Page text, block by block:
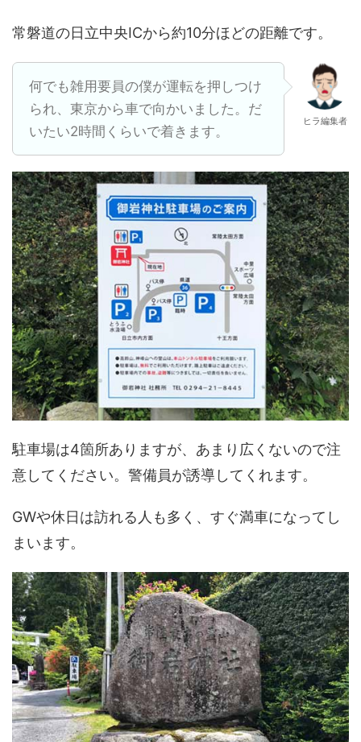
常磐道の日立中央ICから約10分ほどの距離です。
何でも雑用要員の僕が運転を押しつけ
られ、東京から車で向かいました。だ
いたい2時間くらいで着きます。
ヒラ編集者
駐車場は4箇所ありますが、あまり広くないので注
意してください。警備員が誘導してくれます。
GWや休日は訪れる人も多く、すぐ満車になってし
まいます。